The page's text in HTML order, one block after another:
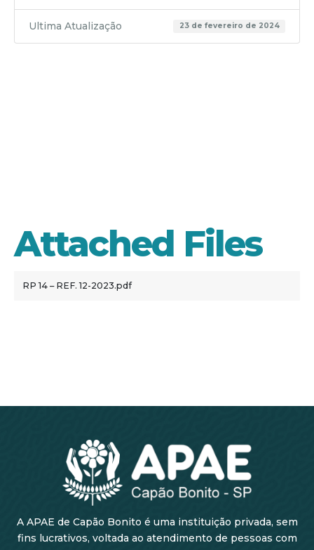
Ultima Atualização 23 de fevereiro de 2024
Attached Files
RP 14 – REF. 12-2023.pdf
A APAE de Capão Bonito é uma instituição privada, sem
fins lucrativos, voltada ao atendimento de pessoas com